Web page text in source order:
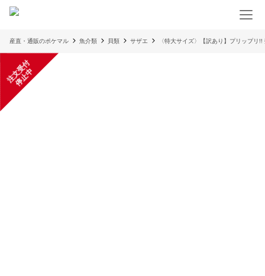
産直・通販のポケマル 魚介類 貝類 サザエ 〈特大サイズ〉【訳あり】プリップリ
注
文
受
付
停
止
中